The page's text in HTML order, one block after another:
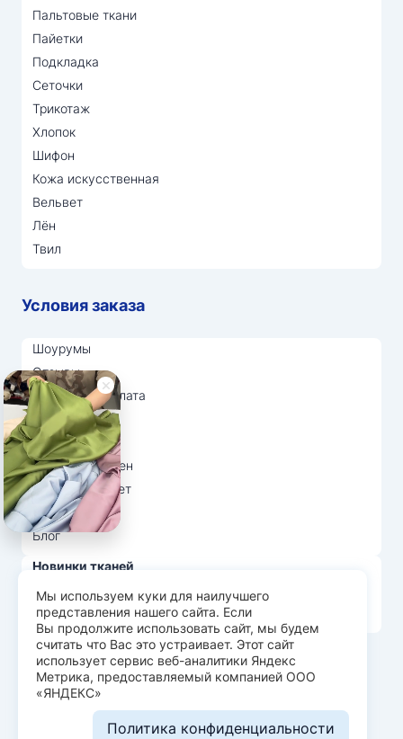
Пальтовые ткани
Пайетки
Подкладка
Сеточки
Трикотаж
Хлопок
Шифон
Кожа искусственная
Вельвет
Лён
Твил
Условия заказа
Шоурумы
Отзывы
Доставка и оплата
О нас
Вопрос-ответ
Возврат и обмен
Личный кабинет
Ткани оптом
Блог
Новинки тканей
Распродажа тканей
Лидеры продаж
© Арт Текс — продажа тканей оптом, 2026
Пользовательское соглашение
Политика конфиденциальности
Мы используем куки для наилучшего
представления нашего сайта. Если
Вы продолжите использовать сайт, мы будем
считать что Вас это устраивает. Этот сайт
использует сервис веб-аналитики Яндекс
Метрика, предоставляемый компанией ООО
«ЯНДЕКС»
Политика конфиденциальности